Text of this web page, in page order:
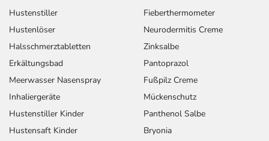
Hustenstiller
Hustenlöser
Halsschmerztabletten
Erkältungsbad
Meerwasser Nasenspray
Inhaliergeräte
Hustenstiller Kinder
Hustensaft Kinder
Fieberthermometer
Neurodermitis Creme
Zinksalbe
Pantoprazol
Fußpilz Creme
Mückenschutz
Panthenol Salbe
Bryonia